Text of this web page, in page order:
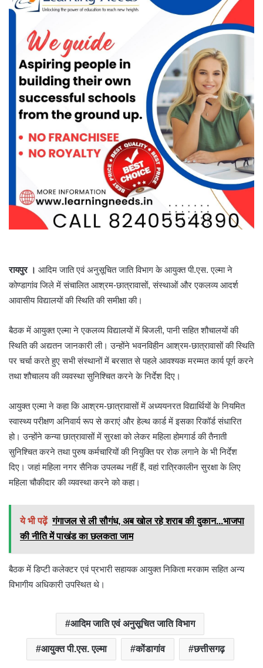
रायपुर । आदिम जाति एवं अनुसूचित जाति विभाग के आयुक्त पी.एस. एल्मा ने
कोण्डागांव जिले में संचालित आश्रम-छात्रावासों, संस्थाओं और एकलव्य आदर्श
आवासीय विद्यालयों की स्थिति की समीक्षा की।
बैठक में आयुक्त एल्मा ने एकलव्य विद्यालयों में बिजली, पानी सहित शौचालयों की
स्थिति की अद्यतन जानकारी ली। उन्होंने भवनविहीन आश्रम-छात्रावासों की स्थिति
पर चर्चा करते हुए सभी संस्थानों में बरसात से पहले आवश्यक मरम्मत कार्य पूर्ण करने
तथा शौचालय की व्यवस्था सुनिश्चित करने के निर्देश दिए।
आयुक्त एल्मा ने कहा कि आश्रम-छात्रावासों में अध्ययनरत विद्यार्थियों के नियमित
स्वास्थ्य परीक्षण अनिवार्य रूप से कराएं और हेल्थ कार्ड में इसका रिकॉर्ड संधारित
हो। उन्होंने कन्या छात्रावासों में सुरक्षा को लेकर महिला होमगार्ड की तैनाती
सुनिश्चित करने तथा पुरुष कर्मचारियों की नियुक्ति पर रोक लगाने के भी निर्देश
दिए। जहां महिला नगर सैनिक उपलब्ध नहीं हैं, वहां रात्रिकालीन सुरक्षा के लिए
महिला चौकीदार की व्यवस्था करने को कहा।
ये भी पढ़ें गंगाजल से ली सौगंध, अब खोल रहे शराब की दुकान...भाजपा
की नीति में पाखंड का छलकता जाम
बैठक में डिप्टी कलेक्टर एवं प्रभारी सहायक आयुक्त निकिता मरकाम सहित अन्य
विभागीय अधिकारी उपस्थित थे।
आदिम जाति एवं अनुसूचित जाति विभाग
आयुक्त पी.एस. एल्मा कोंडागांव छत्तीसगढ़